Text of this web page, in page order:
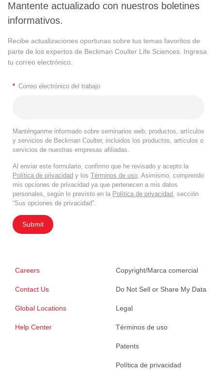
Mantente actualizado con nuestros boletines
informativos.
Recibe actualizaciones oportunas sobre tus temas favoritos de
parte de los expertos de Beckman Coulter Life Sciences. Ingresa
tu correo electrónico.
* Correo electrónico del trabajo
Manténganme informado sobre seminarios web, productos, artículos
y servicios de Beckman Coulter, incluidos los productos, artículos o
servicios de nuestras empresas afiliadas.
Al enviar este formulario, confirmo que he revisado y acepto la
Política de privacidad y los Términos de uso . Asimismo, comprendo
mis opciones de privacidad ya que pertenecen a mis datos
personales, según lo previsto en la Política de privacidad , sección
“Sus opciones de privacidad”.
Submit
Careers
Contact Us
Global Locations
Help Center
Copyright/Marca comercial
Do Not Sell or Share My Data
Legal
Términos de uso
Patents
Política de privacidad